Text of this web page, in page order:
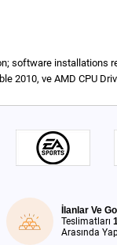
software installations
2010, ve AMD CPU
İlanlar Ve
Teslimatları
Arasında